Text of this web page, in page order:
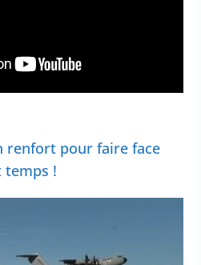
renfort pour faire face
temps !